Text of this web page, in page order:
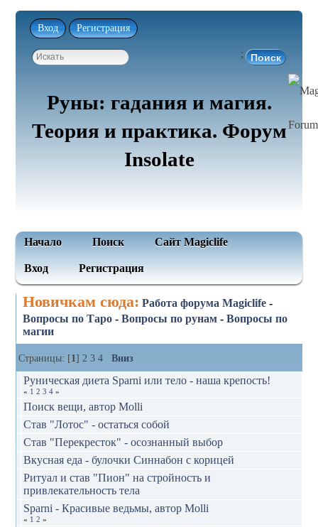
Вход Регистрация
;
Руны: гадания и магия.
Теория и практика. Форум
Insolate
Начало Поиск Сайт Magiclife
Вход Регистрация
Новичкам сюда: Работа форума Magiclife -
Вопросы по Таро -Вопросы по рунам -Вопросы по
магии
Страницы: [1] 2 3 4 Вниз
Руническая диета Sparni или тело - наша крепость!
« 1 2 3 4 »
Поиск вещи, автор Molli
Став "Лотос" - остаться собой
Став "Перекресток" - осознанный выбор
Вкусная еда - булочки Синнабон с корицей
Ритуал и став "Пион" на стройность и
привлекательность тела
Sparni - Красивые ведьмы, автор Molli
« 1 2 »